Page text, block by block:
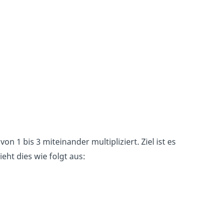
1 bis 3 miteinander multipliziert. Ziel ist es
dies wie folgt aus: